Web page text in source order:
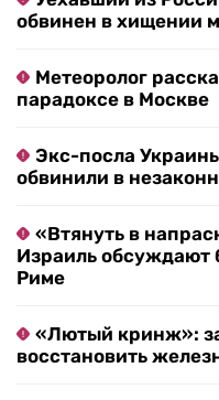
обвинен в хищении
Метеоролог
парадоксе в Москве
Экс-посла
обвинили в
«Втянуть в
Израиль обсуждают
Риме
«Лютый кринж»:
восстановить